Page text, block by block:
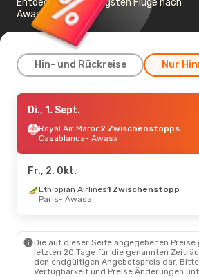
Awasa
Hin- und Rückreise Nur
Do., 10. Sept.
Ethiopian Airlines Direkt
Addis Abeba - Awasa
Awasa- Addis Abeba
Di., 1. Sept.
Royal Air Maroc2 Zwischenstopps
Casablanca- Awasa
Fr., 2. Okt.
Ethiopian Airlines1 Zwischenstopp
Paris- Awasa
Die auf dieser Seite angegebenen
letzten 20 Tage für die genannten
den endgültigen Angebotspreis dar.
Verfügbarkeit und Preise Änderungen